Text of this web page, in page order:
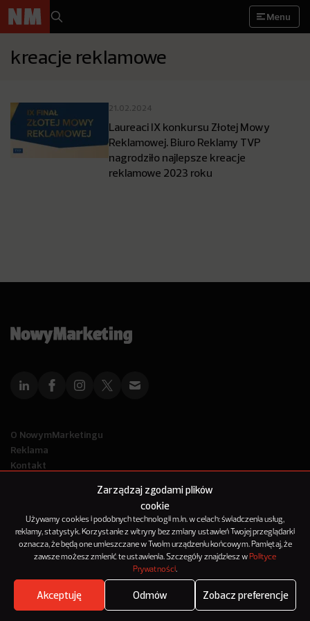
Zarządzaj zgodami plików
cookie
Używamy cookies i podobnych technologii m.in. w celach: świadczenia usług,
reklamy, statystyk. Korzystanie z witryny bez zmiany ustawień Twojej przeglądarki
oznacza, że będą one umieszczane w Twoim urządzeniu końcowym. Pamiętaj, że
zawsze możesz zmienić te ustawienia. Szczegóły znajdziesz w Polityce
Prywatności.
Akceptuję Odmów Zobacz preferencje
Menu
kreacje reklamowe
21.02.2024
Laureaci IX konkursu Złotej Mowy
Reklamowej. Biuro Reklamy TVP
nagrodziło najlepsze kreacje
reklamowe 2023 roku
Where's the beef?
O NowymMarketingu
Reklama
Kontakt
© 2012-2025
NowyMarketing jest marką 143Media Sp. z o.o.